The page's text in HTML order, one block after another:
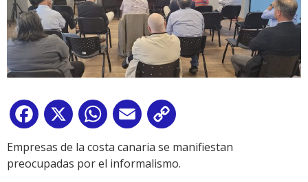
Facebook
X WhatsApp
Email
Link
Empresas de la costa canaria se manifiestan
preocupadas por el informalismo.